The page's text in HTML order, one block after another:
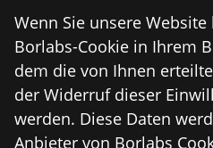
Wenn Sie unsere
Borlabs-Cookie in Ihrem
dem die von Ihnen
der Widerruf dieser
werden. Diese Daten
Anbieter von Borlabs